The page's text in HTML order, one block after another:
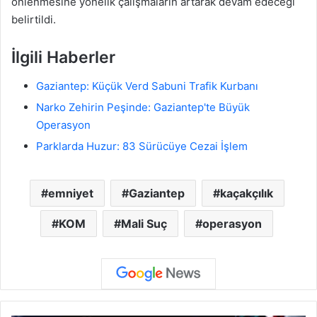
belirtildi.
İlgili Haberler
Gaziantep: Küçük Verd Sabuni Trafik Kurbanı
Narko Zehirin Peşinde: Gaziantep'te Büyük
Operasyon
Parklarda Huzur: 83 Sürücüye Cezai İşlem
emniyet Gaziantep kaçakçılık
KOM Mali Suç operasyon